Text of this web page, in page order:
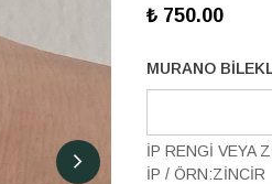
₺ 750.00
MURANO
İP RENGİ VEYA
İP / ÖRN:ZİNCİR